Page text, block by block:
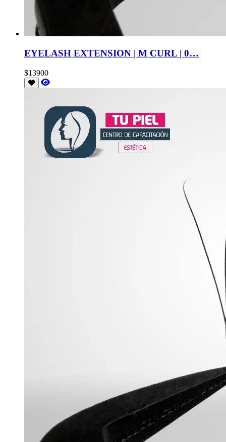
EYELASH EXTENSION | M CURL | 0…
$13900